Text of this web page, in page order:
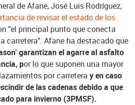
de Afane, José Luis Rodríguez,
de revisar el estado de los
"el principal punto que conecta
carretera". Afane ha destacado que
garantizan el agarre al asfalto
por lo que suponen una mayor
por carretera y en caso
de las cadenas debido a que
para invierno (3PMSF).